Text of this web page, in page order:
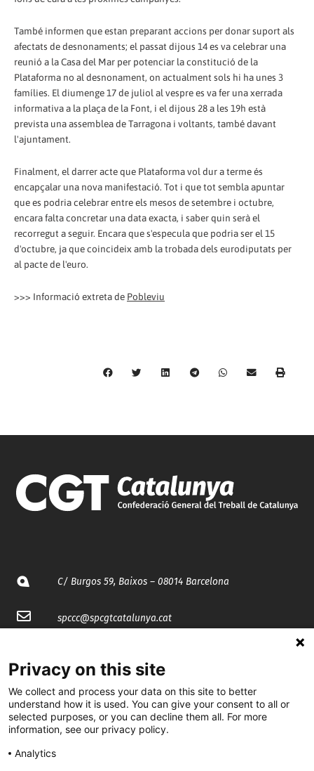
També informen que estan preparant accions per donar suport als
afectats de desnonaments; el passat dijous 14 es va celebrar una
reunió a la Casa del Mar per potenciar la constitució de la
Plataforma no al desnonament, on actualment sols hi ha unes 3
famílies. El diumenge 17 de juliol al vespre es va fer una xerrada
informativa a la plaça de la Font, i el dijous 28 a les 19h està
prevista una assemblea de Tarragona i voltants, també davant
l'ajuntament.
Finalment, el darrer acte que Plataforma vol dur a terme és
encapçalar una nova manifestació. Tot i que tot sembla apuntar
que es podria celebrar entre els mesos de setembre i octubre,
encara falta concretar una data exacta, i saber quin serà el
recorregut a seguir. Encara que s'especula que podria ser el 15
d'octubre, ja que coincideix amb la trobada dels eurodiputats per
al pacte de l'euro.
>>> Informació extreta de Pobleviu
C/ Burgos 59, Baixos – 08014 Barcelona
spccc@spcgtcatalunya.cat
@CGTCatalunya
cgtcatalunya
Privacy on this site
We collect and process your data on this site to better
understand how it is used. You can give your consent to all or
selected purposes, or you can decline them all. For more
information, see our privacy policy.
Analytics